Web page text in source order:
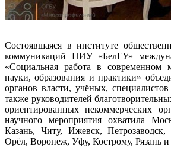
Состоявшаяся в институте
коммуникаций НИУ «БелГУ»
«Социальная работа в современном
науки, образования и практики»
органов власти, учёных,
также руководителей
ориентированных некоммерческих
научного мероприятия охватила
Казань, Читу, Ижевск,
Орёл, Воронеж, Уфу, Кострому, Рязань и